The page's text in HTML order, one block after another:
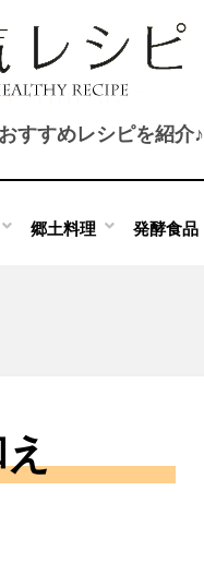
すすめレシピを紹介♪
郷土料理 発酵食品